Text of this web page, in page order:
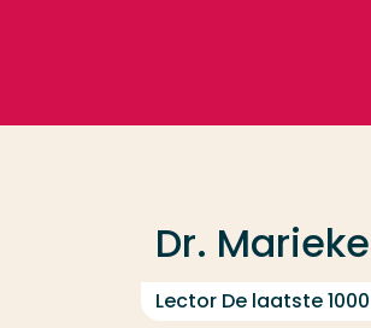
Dr.
Lector De laatste